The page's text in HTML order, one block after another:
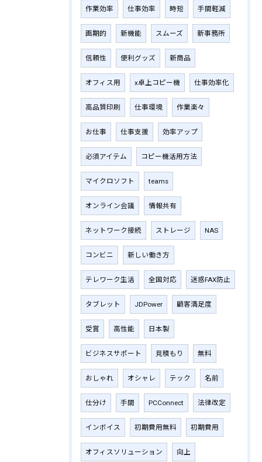
作業効率 仕事効率 時短 手間軽減
画期的 新機能 スムーズ 新事務所
信頼性 便利グッズ 新商品
オフィス用 x卓上コピー機 仕事効率化
高品質印刷 仕事環境 作業楽々
お仕事 仕事支援 効率アップ
必須アイテム コピー機活用方法
マイクロソフト teams
オンライン会議 情報共有
ネットワーク接続 ストレージ NAS
コンビニ 新しい働き方
テレワーク生活 全国対応 迷惑FAX防止
タブレット JDPower 顧客満足度
受賞 高性能 日本製
ビジネスサポート 見積もり 無料
おしゃれ オシャレ テック 名前
仕分け 手間 PCConnect 法律改定
インボイス 初期費用無料 初期費用
オフィスソリューション 向上